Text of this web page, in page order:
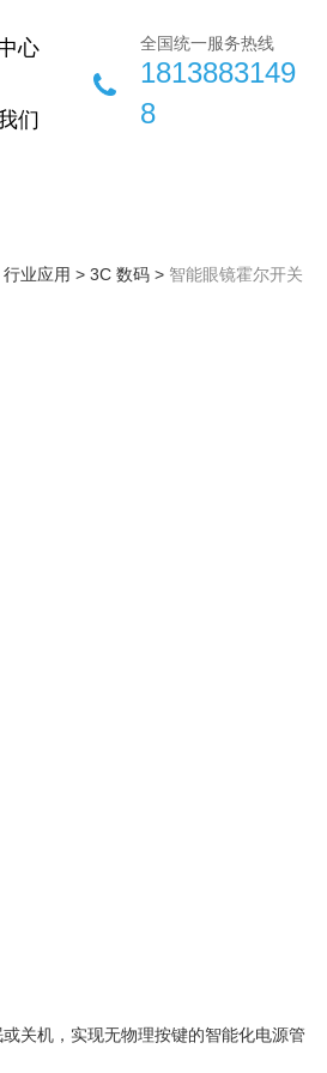
心
们
全国统一服务热线
1813883149
8
行业应用 > 3C 数码 > 智能眼镜霍尔开关
关机，实现无物理按键的智能化电源管